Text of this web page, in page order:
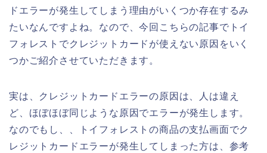
ドエラーが発生してしまう理由がいくつか存在するみ
たいなんですよね。なので、今回こちらの記事でトイ
フォレストでクレジットカードが使えない原因をいく
つかご紹介させていただきます。
実は、クレジットカードエラーの原因は、人は違え
ど、ほぼほぼ同じような原因でエラーが発生します。
なのでもし、、トイフォレストの商品の支払画面でク
レジットカードエラーが発生してしまった方は、参考